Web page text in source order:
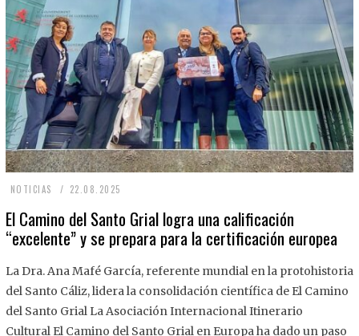
NOTICIAS 22.08.2025
.
8
2
El Camino del Santo Grial logra una calificación
“excelente” y se prepara para la certificación europea
La Dra. Ana Mafé García, referente mundial en la protohistoria
del Santo Cáliz, lidera la consolidación científica de El Camino
del Santo Grial La Asociación Internacional Itinerario
Cultural El Camino del Santo Grial en Europa ha dado un paso